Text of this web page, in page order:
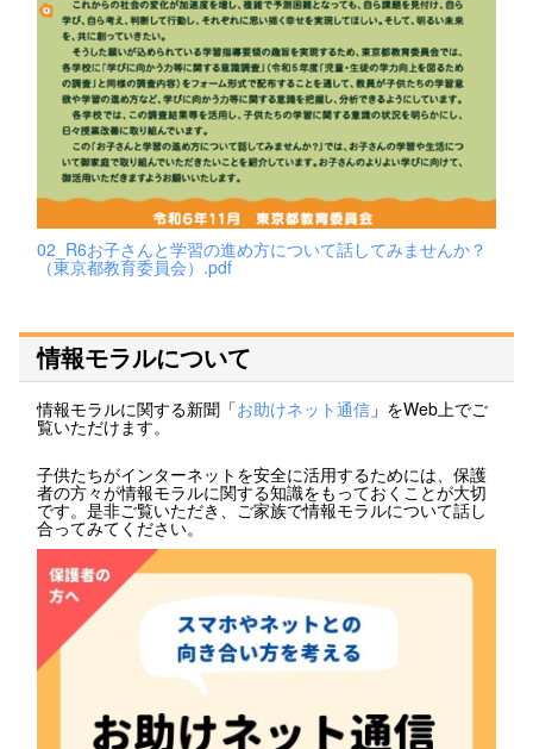
02_R6お子さんと学習の進め方について話してみませんか？
（東京都教育委員会）.pdf
情報モラルについて
情報モラルに関する新聞「お助けネット通信 」をWeb上でご
覧いただけます。
子供たちがインターネットを安全に活用するためには、保護
者の方々が情報モラルに関する知識をもっておくことが大切
です。是非ご覧いただき、ご家族で情報モラルについて話し
合ってみてください。